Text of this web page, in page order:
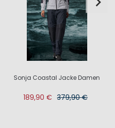
Sonja Coastal Jacke Damen
189,90 € 379,90 €